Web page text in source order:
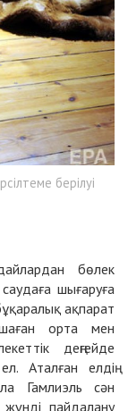
берілуі
бөлек
шығаруға
ақпарат
орта мен
деңгейде
Аталған елдің
Гамлиэль сән
пайдалану